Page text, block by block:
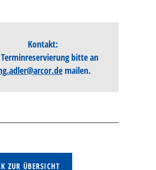
Kontakt:
bitte an
mailen.
ZUR ÜBERSICHT